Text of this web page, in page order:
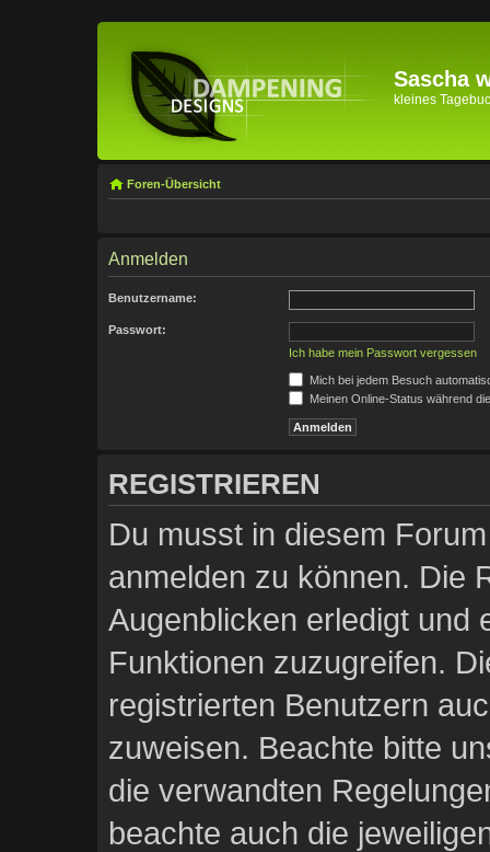
Sascha
kleines
Foren-Übersicht
Anmelden
Benutzername:
Passwort:
Ich habe mein Passwort vergessen
Mich bei jedem Besuch
Meinen Online-Status während
REGISTRIEREN
Du musst in diesem
anmelden zu können. Die
Augenblicken erledigt und
Funktionen zuzugreifen.
registrierten Benutzern
zuweisen. Beachte bitte
die verwandten
beachte auch die